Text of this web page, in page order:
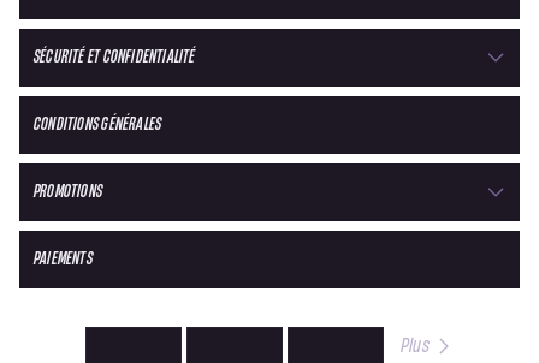
SÉCURITÉ ET CONFIDENTIALITÉ
CONDITIONS GÉNÉRALES
PROMOTIONS
PAIEMENTS
Plus